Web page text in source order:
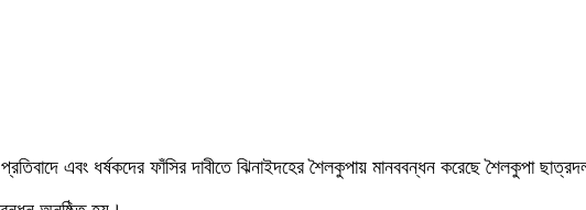
এবং ধর্ষকদের ফাঁসির দাবীতে ঝিনাইদহের শৈলকুপায় মানববন্ধন করেছে শৈলকুপা